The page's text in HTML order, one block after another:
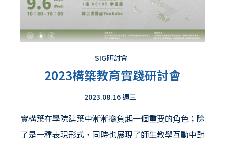
SIG研討會
2023構築教育實踐研討會
2023.08.16 週三
實構築在學院建築中漸漸擔負起⼀個重要的⾓⾊；除
了是⼀種表現形式，同時也展現了師⽣教學互動中對